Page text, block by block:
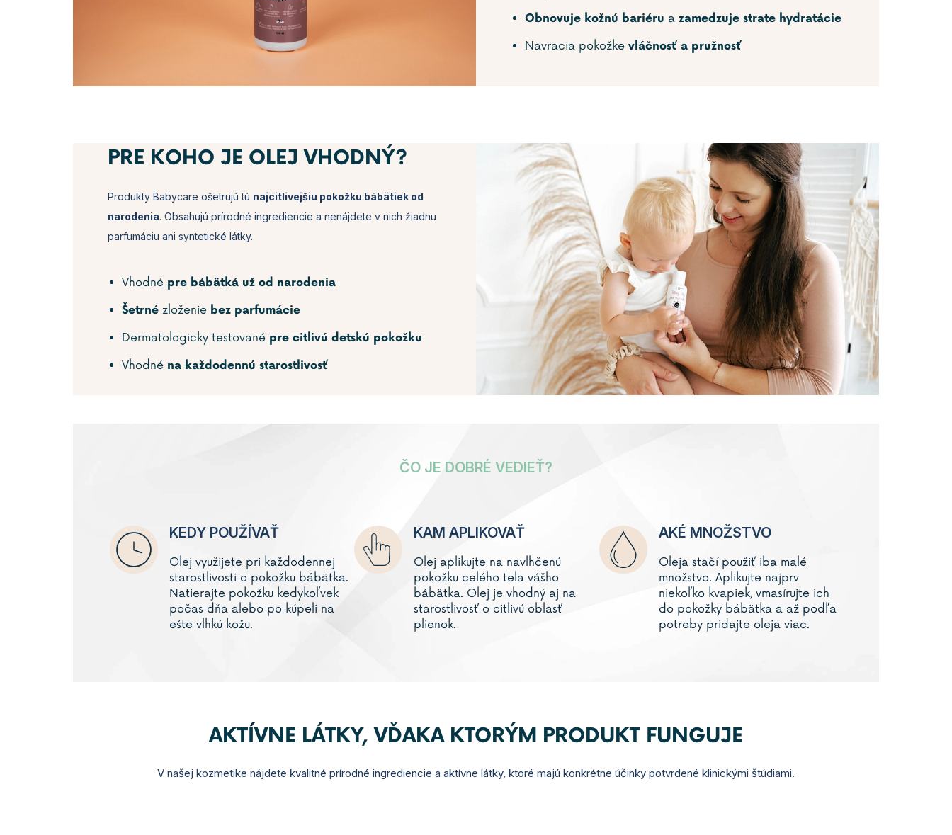
Obnovuje kožnú bariéru a zamedzuje strate hydratácie
Navracia pokožke vláčnosť a pružnosť
PRE KOHO JE OLEJ VHODNÝ?
Produkty Babycare ošetrujú tú najcitlivejšiu pokožku bábätiek od
narodenia. Obsahujú prírodné ingrediencie a nenájdete v nich žiadnu
parfumáciu ani syntetické látky.
Vhodné pre bábätká už od narodenia
Šetrné zloženie bez parfumácie
Dermatologicky testované pre citlivú detskú pokožku
Vhodné na každodennú starostlivosť
ČO JE DOBRÉ VEDIEŤ?
KEDY POUŽÍVAŤ
Olej využijete pri každodennej
starostlivosti o pokožku bábätka.
Natierajte pokožku kedykoľvek
počas dňa alebo po kúpeli na
ešte vlhkú kožu.
KAM APLIKOVAŤ
Olej aplikujte na navlhčenú
pokožku celého tela vášho
bábätka. Olej je vhodný aj na
starostlivosť o citlivú oblasť
plienok.
AKÉ MNOŽSTVO
Oleja stačí použiť iba malé
množstvo. Aplikujte najprv
niekoľko kvapiek, vmasírujte ich
do pokožky bábätka a až podľa
potreby pridajte oleja viac.
AKTÍVNE LÁTKY, VĎAKA KTORÝM PRODUKT FUNGUJE
V našej kozmetike nájdete kvalitné prírodné ingrediencie a aktívne látky, ktoré majú konkrétne účinky potvrdené klinickými štúdiami.